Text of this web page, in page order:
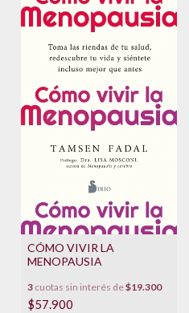
CÓMO VIVIR LA
MENOPAUSIA
3 cuotas sin interés de$19.300
$57.900